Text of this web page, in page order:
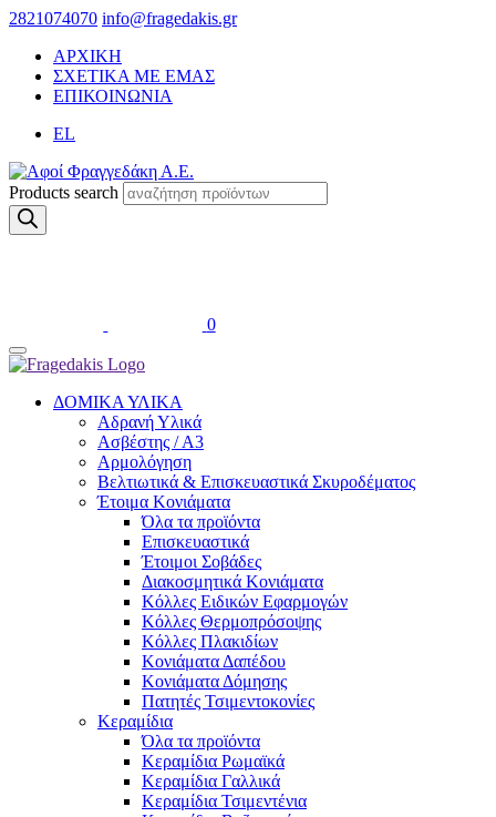
2821074070 info@fragedakis.gr
ΑΡΧΙΚΗ
ΣΧΕΤΙΚΑ ΜΕ ΕΜΑΣ
ΕΠΙΚΟΙΝΩΝΙΑ
EL
Products search
0
ΔΟΜΙΚΑ ΥΛΙΚΑ
Αδρανή Υλικά
Ασβέστης / Α3
Αρμολόγηση
Βελτιωτικά & Επισκευαστικά Σκυροδέματος
Έτοιμα Κονιάματα
Όλα τα προϊόντα
Επισκευαστικά
Έτοιμοι Σοβάδες
Διακοσμητικά Κονιάματα
Κόλλες Ειδικών Εφαρμογών
Κόλλες Θερμοπρόσοψης
Κόλλες Πλακιδίων
Κονιάματα Δαπέδου
Κονιάματα Δόμησης
Πατητές Τσιμεντοκονίες
Κεραμίδια
Όλα τα προϊόντα
Κεραμίδια Ρωμαϊκά
Κεραμίδια Γαλλικά
Κεραμίδια Τσιμεντένια